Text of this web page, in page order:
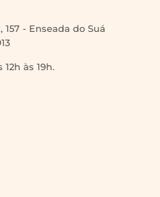
- Enseada do Suá
às 19h.